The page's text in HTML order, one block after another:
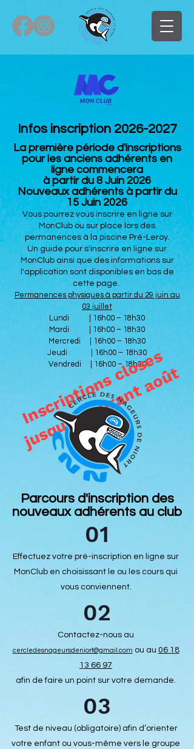
Infos inscription 2026-2027
La première période d'inscriptions
pour les anciens adhérents en
ligne commencera
à partir du 8 Juin 2026
Nouveaux adhérents à partir du
15 Juin 2026
Vous pourrez vous inscrire en ligne sur
MonClub ou sur place lors des
permanences à la piscine Pré-Leroy.
Un guide pour s'inscrire en ligne sur
MonClub ainsi que des informations sur
l'application sont disponibles en bas de
cette page.
Permanences physiques à partir du 29 juin au
03 juillet
Lundi | 16h00 – 18h30
Mardi | 16h00 – 18h30
Mercredi | 16h00 – 18h30
Jeudi | 16h00 – 18h30
Vendredi | 16h00 – 18h30
I
n
s
c
r
i
p
t
i
o
n
s
c
l
o
s
e
s
j
u
s
q
u
'
à
c
o
u
r
a
n
t
a
o
û
t
Parcours d'inscription des
nouveaux adhérents au club
01
Effectuez votre pré-inscription en ligne sur
MonClub en choisissant le ou les cours qui
vous conviennent.
02
Contactez-nous au
cercledesnageursdeniort@gmail.com ou au 06 18
13 66 97
afin de faire un point sur votre demande.
03
Test de niveau (obligatoire) afin d’orienter
votre enfant ou vous-même vers le groupe